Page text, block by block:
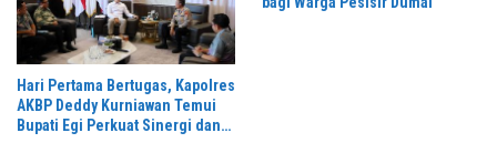
Hari Pertama Bertugas, Kapolres
AKBP Deddy Kurniawan Temui
Bupati Egi Perkuat Sinergi dan